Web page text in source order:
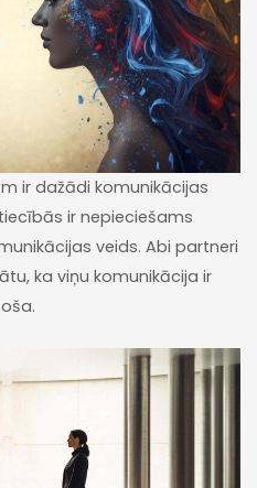
ir dažādi komunikācijas
ir nepieciešams
veids. Abi partneri
ka viņu komunikācija ir